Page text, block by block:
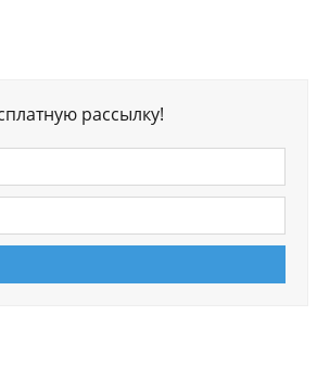
рассылку!